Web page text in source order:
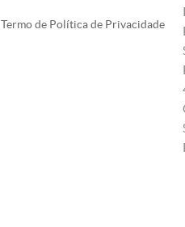
Termo de Política de Privacidade